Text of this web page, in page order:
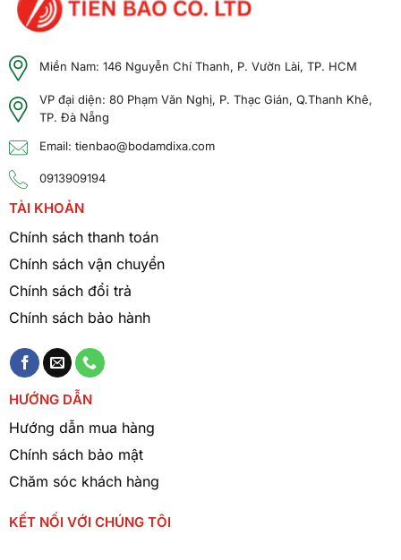
Miền Nam: 146 Nguyễn Chí Thanh, P. Vườn Lài, TP. HCM
VP đại diện: 80 Phạm Văn Nghị, P. Thạc Gián, Q.Thanh Khê,
TP. Đà Nẵng
Email: tienbao@bodamdixa.com
0913909194
TÀI KHOẢN
Chính sách thanh toán
Chính sách vận chuyển
Chính sách đổi trả
Chính sách bảo hành
HƯỚNG DẪN
Hướng dẫn mua hàng
Chính sách bảo mật
Chăm sóc khách hàng
KẾT NỐI VỚI CHÚNG TÔI